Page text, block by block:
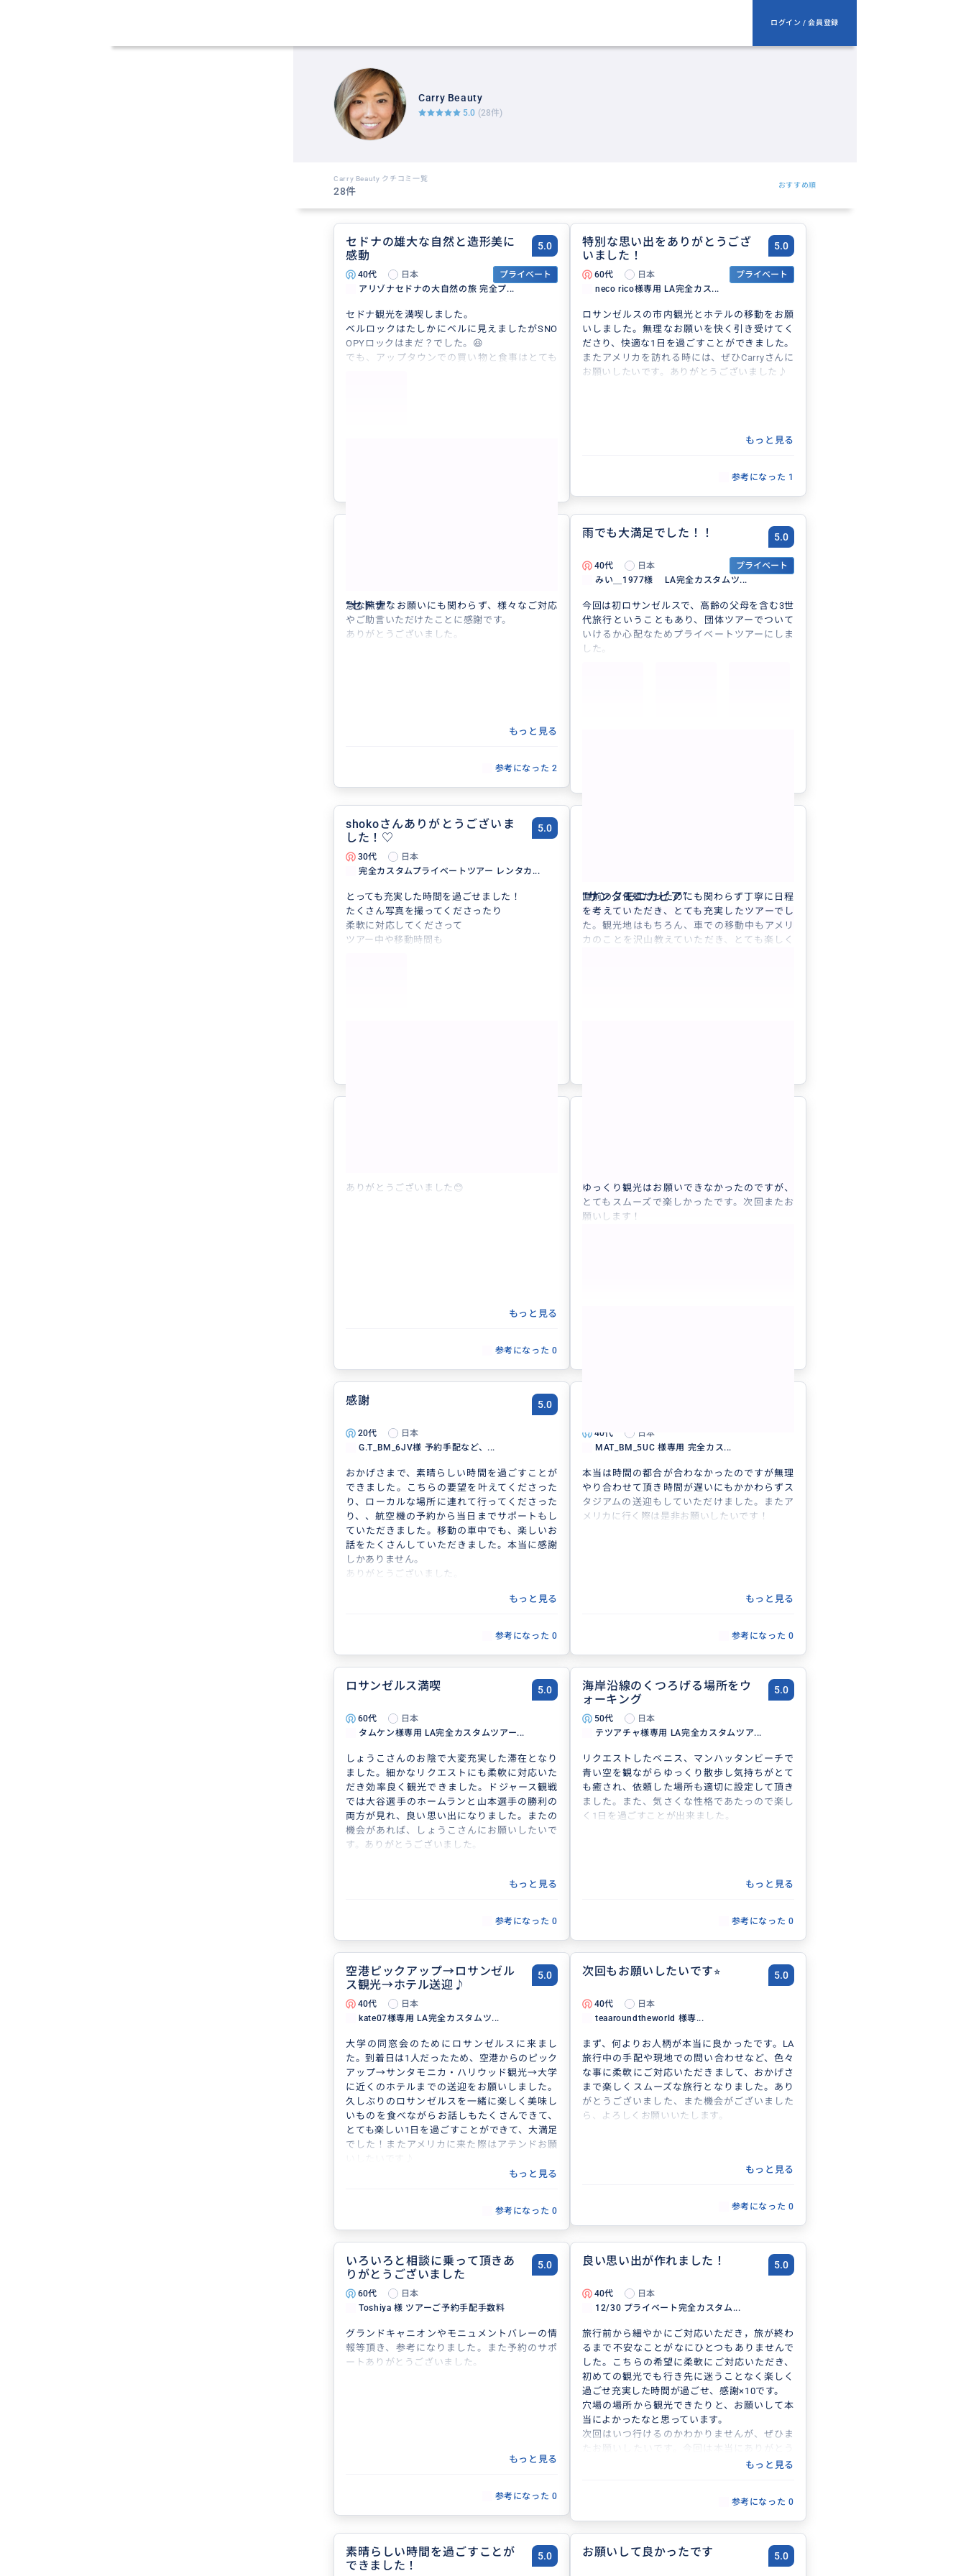
ログイン / 会員登録
Carry Beauty
5.0 (28件)
Carry Beauty クチコミ一覧
28件
おすすめ順
セドナの雄大な自然と造形美に
感動
5.0
40代 日本
プライベート
アリゾナセドナの大自然の旅 完全プ...
セドナ観光を満喫しました。
ベルロックはたしかにベルに見えましたがSNO
OPYロックはまだ？でした。😆
でも、アップタウンでの買い物と食事はとても
“セドナ”
特別な思い出をありがとうござ
いました！
5.0
60代 日本
プライベート
neco rico様専用 LA完全カス...
ロサンゼルスの市内観光とホテルの移動をお願
いしました。無理なお願いを快く引き受けてく
ださり、快適な1日を過ごすことができました。
またアメリカを訪れる時には、ぜひCarryさんに
お願いしたいです。ありがとうございました♪
もっと見る
参考になった 1
急な無理なお願いにも関わらず、様々なご対応
やご助言いただけたことに感謝です。
ありがとうございました。
もっと見る
参考になった 2
雨でも大満足でした！！ 5.0
40代 日本
プライベート
みい＿1977様 LA完全カスタムツ...
今回は初ロサンゼルスで、高齢の父母を含む3世
代旅行ということもあり、団体ツアーでついて
いけるか心配なためプライベートツアーにしま
した。
“サンタモニカピア”
shokoさんありがとうございま
した！♡
5.0
30代
日本
完全カスタムプライベートツアー レンタカ...
とっても充実した時間を過ごせました！
たくさん写真を撮ってくださったり
柔軟に対応してくださって
ツアー中や移動時間も
直前のご依頼だったのにも関わらず丁寧に日程
を考えていただき、とても充実したツアーでし
た。観光地はもちろん、車での移動中もアメリ
カのことを沢山教えていただき、とても楽しく
ありがとうございました😊
もっと見る
参考になった 0
ゆっくり観光はお願いできなかったのですが、
とてもスムーズで楽しかったです。次回またお
願いします！
感謝 5.0
20代
日本
G.T_BM_6JV様 予約手配など、...
おかげさまで、素晴らしい時間を過ごすことが
できました。こちらの要望を叶えてくださった
り、ローカルな場所に連れて行ってくださった
り、、航空機の予約から当日までサポートもし
ていただきました。移動の車中でも、楽しいお
話をたくさんしていただきました。本当に感謝
しかありません。
ありがとうございました。
もっと見る
参考になった 0
40代
日本
MAT_BM_5UC 様専用 完全カス...
本当は時間の都合が合わなかったのですが無理
やり合わせて頂き時間が遅いにもかかわらずス
タジアムの送迎もしていただけました。またア
メリカに行く際は是非お願いしたいです！
もっと見る
参考になった 0
ロサンゼルス満喫 5.0
60代
日本
タムケン様専用 LA完全カスタムツアー...
しょうこさんのお陰で大変充実した滞在となり
ました。細かなリクエストにも柔軟に対応いた
だき効率良く観光できました。ドジャース観戦
では大谷選手のホームランと山本選手の勝利の
両方が見れ、良い思い出になりました。またの
機会があれば、しょうこさんにお願いしたいで
す。ありがとうございました。
もっと見る
参考になった 0
海岸沿線のくつろげる場所をウ
ォーキング
5.0
50代
日本
テツアチャ様専用 LA完全カスタムツア...
リクエストしたベニス、マンハッタンビーチで
青い空を観ながらゆっくり散歩し気持ちがとて
も癒され、依頼した場所も適切に設定して頂き
ました。また、気さくな性格であたっので楽し
く1日を過ごすことが出来ました。
もっと見る
参考になった 0
空港ピックアップ→ロサンゼル
ス観光→ホテル送迎♪
5.0
40代
日本
kate07様専用 LA完全カスタムツ...
大学の同窓会のためにロサンゼルスに来まし
た。到着日は1人だったため、空港からのピック
アップ→サンタモニカ・ハリウッド観光→大学
に近くのホテルまでの送迎をお願いしました。
久しぶりのロサンゼルスを一緒に楽しく美味し
いものを食べながらお話しもたくさんできて、
とても楽しい1日を過ごすことができて、大満足
でした！またアメリカに来た際はアテンドお願
もっと見る
参考になった 0
次回もお願いしたいです⭐︎ 5.0
40代
日本
teaaroundtheworld 様専...
まず、何よりお人柄が本当に良かったです。LA
旅行中の手配や現地での問い合わせなど、色々
な事に柔軟にご対応いただきまして、おかげさ
まで楽しくスムーズな旅行となりました。あり
がとうございました、また機会がございました
ら、よろしくお願いいたします。
もっと見る
参考になった 0
いろいろと相談に乗って頂きあ
りがとうございました
5.0
60代
日本
Toshiya 様 ツアーご予約手配手数料
グランドキャニオンやモニュメントバレーの情
報等頂き、参考になりました。また予約のサポ
ートありがとうございました。
もっと見る
参考になった 0
良い思い出が作れました！ 5.0
40代
日本
12/30 プライベート完全カスタム...
旅行前から細やかにご対応いただき，旅が終わ
るまで不安なことがなにひとつもありませんで
した。こちらの希望に柔軟にご対応いただき、
初めての観光でも行き先に迷うことなく楽しく
過ごせ充実した時間が過ごせ、感謝×10です。
穴場の場所から観光できたりと、お願いして本
当によかったなと思っています。
次回はいつ行けるのかわかりませんが、ぜひま
たお願いしたいです。今回は本当にありがとう
もっと見る
参考になった 0
素晴らしい時間を過ごすことが
できました！
5.0 お願いして良かったです 5.0